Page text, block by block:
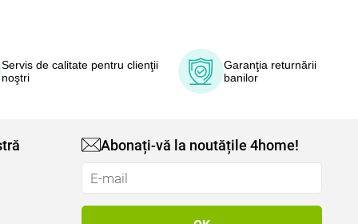
Servis de calitate pentru clienţii
noştri
Garanţia returnării
banilor
Abonați-vă la noutățile 4home!